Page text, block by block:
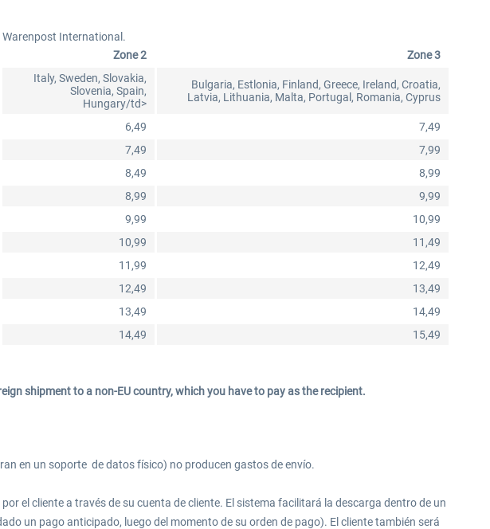
International.
Zone 2
Zone 3
Italy, Sweden, Slovakia,
Slovenia, Spain,
Hungary/td>
Bulgaria, Estlonia, Finland, Greece, Ireland, Croatia,
Latvia, Lithuania, Malta, Portugal, Romania, Cyprus
6,49
7,49
7,49
7,99
8,49
8,99
8,99
9,99
9,99
10,99
10,99
11,49
11,99
12,49
12,49
13,49
13,49
14,49
14,49 15,49
shipment to a non-EU country, which you have to pay as the recipient.
en un soporte de datos físico) no producen gastos de envío.
el cliente a través de su cuenta de cliente. El sistema facilitará la descarga dentro de un
un pago anticipado, luego del momento de su orden de pago). El cliente también será